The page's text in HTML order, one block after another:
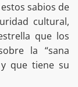
sabios de
cultural,
que los
la “sana
que tiene su